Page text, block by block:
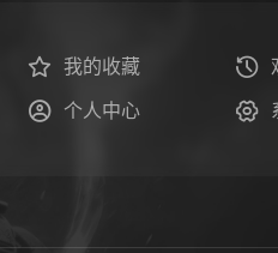
我的收藏
个人中心